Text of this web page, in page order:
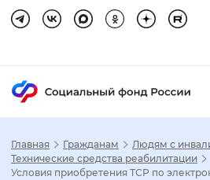
Главная Гражданам
Людям с
Технические средства реабилитации
Условия приобретения ТСР по